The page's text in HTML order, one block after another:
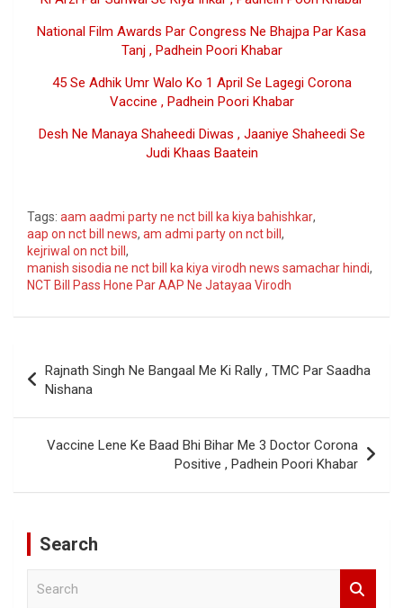
National Film Awards Par Congress Ne Bhajpa Par Kasa
Tanj , Padhein Poori Khabar
45 Se Adhik Umr Walo Ko 1 April Se Lagegi Corona
Vaccine , Padhein Poori Khabar
Desh Ne Manaya Shaheedi Diwas , Jaaniye Shaheedi Se
Judi Khaas Baatein
Tags: aam aadmi party ne nct bill ka kiya bahishkar,
aap on nct bill news, am admi party on nct bill ,
kejriwal on nct bill ,
manish sisodia ne nct bill ka kiya virodh news samachar hindi,
NCT Bill Pass Hone Par AAP Ne Jatayaa Virodh
navigation
Rajnath Singh Ne Bangaal Me Ki Rally , TMC Par Saadha
Nishana
Vaccine Lene Ke Baad Bhi Bihar Me 3 Doctor Corona
Positive , Padhein Poori Khabar
Search